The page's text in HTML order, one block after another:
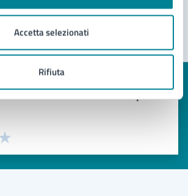
Accetta selezionati
Rifiuta
le informazioni su questa
5 stelle su 5
4 stelle su 5
su 5
su 5
5